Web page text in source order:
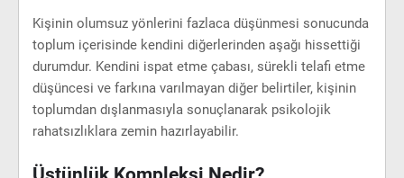
Kişinin olumsuz yönlerini fazlaca düşünmesi sonucunda
toplum içerisinde kendini diğerlerinden aşağı hissettiği
durumdur. Kendini ispat etme çabası, sürekli telafi etme
düşüncesi ve farkına varılmayan diğer belirtiler, kişinin
toplumdan dışlanmasıyla sonuçlanarak psikolojik
rahatsızlıklara zemin hazırlayabilir.